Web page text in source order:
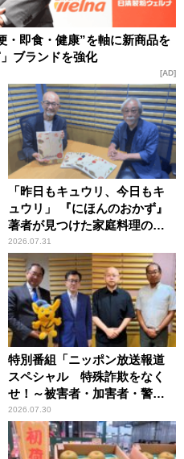
・即食・健康”を軸に新商品を
ブランドを強化
AD
「昨日もキュウリ、今日もキ
ュウリ」 『にほんのおかず』
著者が見つけた家庭料理の知
恵
2026.07.31
特別番組「ニッポン放送報道
スペシャル 特殊詐欺をなく
せ！～被害者・加害者・警視
庁が語るトクリュウの実態
～」放送
2026.07.30